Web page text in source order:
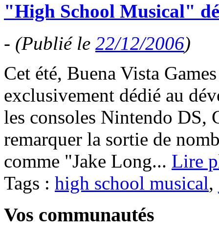
"High School Musical"
- (Publié le 22/12/2006)
Cet été, Buena Vista
exclusivement dédié au
les consoles Nintendo DS,
remarquer la sortie de
comme "Jake Long... Lire
Tags : high school musical,
Vos communautés